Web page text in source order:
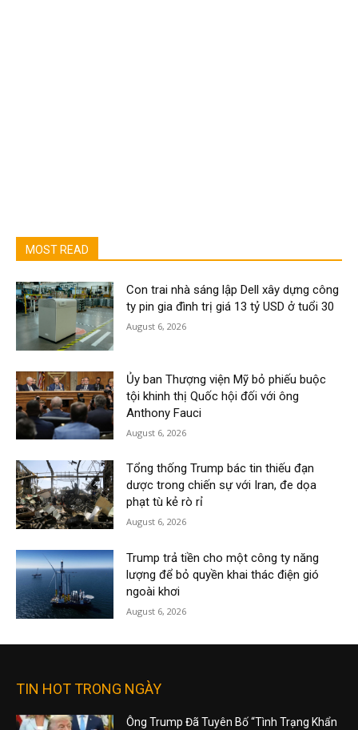
MOST READ
Con trai nhà sáng lập Dell xây dựng công
ty pin gia đình trị giá 13 tỷ USD ở tuổi 30
August 6, 2026
Ủy ban Thượng viện Mỹ bỏ phiếu buộc
tội khinh thị Quốc hội đối với ông
Anthony Fauci
August 6, 2026
Tổng thống Trump bác tin thiếu đạn
dược trong chiến sự với Iran, đe dọa
phạt tù kẻ rò rỉ
August 6, 2026
Trump trả tiền cho một công ty năng
lượng để bỏ quyền khai thác điện gió
ngoài khơi
August 6, 2026
TIN HOT TRONG NGÀY
Ông Trump Đã Tuyên Bố “Tình Trạng Khẩn